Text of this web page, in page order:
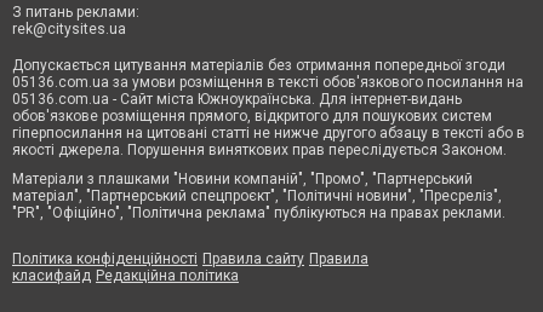
З питань реклами:
rek@citysites.ua
Допускається цитування матеріалів без отримання попередньої згоди
05136.com.ua за умови розміщення в тексті обов'язкового посилання на
05136.com.ua - Сайт міста Южноукраїнська. Для інтернет-видань
обов'язкове розміщення прямого, відкритого для пошукових систем
гіперпосилання на цитовані статті не нижче другого абзацу в тексті або в
якості джерела. Порушення виняткових прав переслідується Законом.
Матеріали з плашками "Новини компаній", "Промо", "Партнерський
матеріал", "Партнерський спецпроєкт", "Політичні новини", "Пресреліз",
"PR", "Офіційно", "Політична реклама" публікуються на правах реклами.
Політика конфіденційності Правила сайту Правила
класифайд Редакційна політика